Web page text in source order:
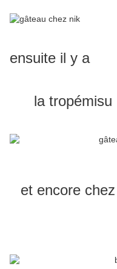
ensuite il y a
la tropémisu
et encore chez